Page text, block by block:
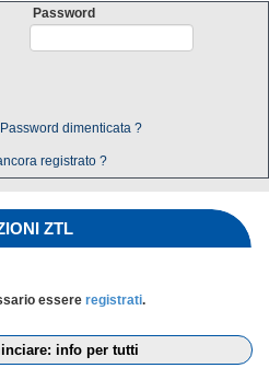
Password
dimenticata ?
registrato ?
ZTL
essere registrati.
info per tutti